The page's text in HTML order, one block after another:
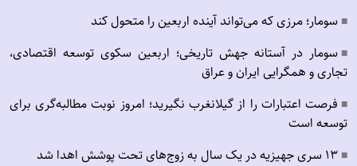
■ سومار؛ مرزی که می‌تواند آینده اربعین را متحول کند
■ سومار در آستانه جهش تاریخی؛ اربعین سکوی توسعه اقتصادی،
تجاری و همگرایی ایران و عراق
■ فرصت اعتبارات را از گیلانغرب نگیرید؛ امروز نوبت مطالبه‌گری برای
توسعه است
■ ۱۳ سری جهیزیه در یک سال به زوج‌های تحت پوشش اهدا شد